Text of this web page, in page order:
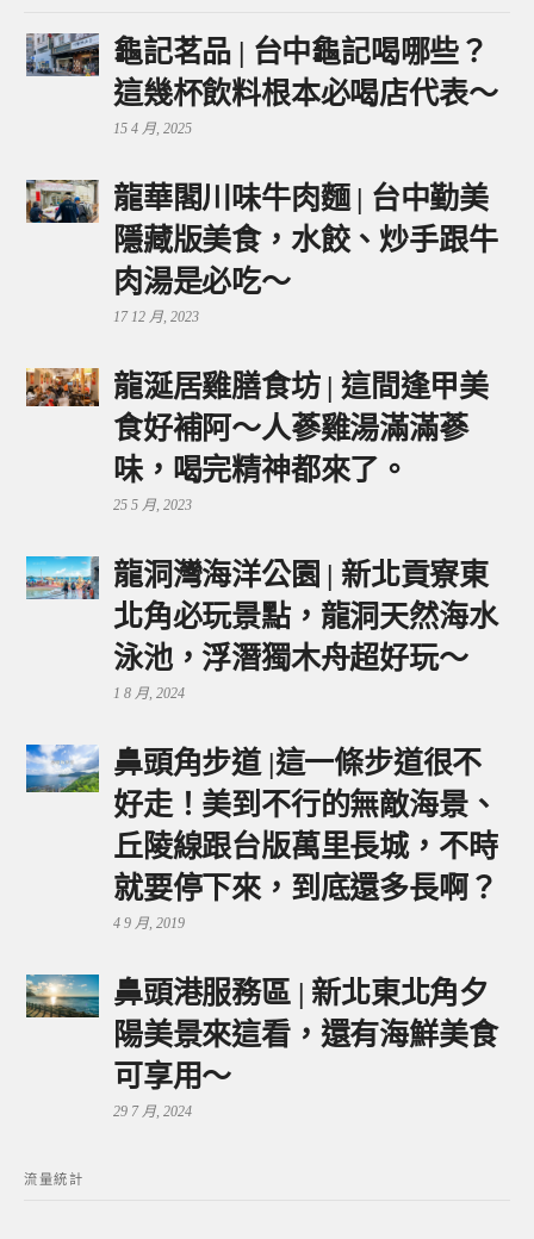
龜記茗品 | 台中龜記喝哪些？
這幾杯飲料根本必喝店代表～
15 4 月, 2025
龍華閣川味牛肉麵 | 台中勤美
隱藏版美食，水餃、炒手跟牛
肉湯是必吃～
17 12 月, 2023
龍涎居雞膳食坊 | 這間逢甲美
食好補阿～人蔘雞湯滿滿蔘
味，喝完精神都來了。
25 5 月, 2023
龍洞灣海洋公園 | 新北貢寮東
北角必玩景點，龍洞天然海水
泳池，浮潛獨木舟超好玩～
1 8 月, 2024
鼻頭角步道 |這一條步道很不
好走！美到不行的無敵海景、
丘陵線跟台版萬里長城，不時
就要停下來，到底還多長啊？
4 9 月, 2019
鼻頭港服務區 | 新北東北角夕
陽美景來這看，還有海鮮美食
可享用～
29 7 月, 2024
流量統計